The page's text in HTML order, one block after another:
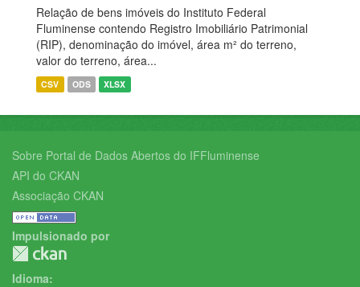
Relação de bens imóveis do Instituto Federal
Fluminense contendo Registro Imobiliário Patrimonial
(RIP), denominação do imóvel, área m² do terreno,
valor do terreno, área...
CSV ODS XLSX
Sobre Portal de Dados Abertos do IFFluminense
API do CKAN
Associação CKAN
Impulsionado por
Idioma